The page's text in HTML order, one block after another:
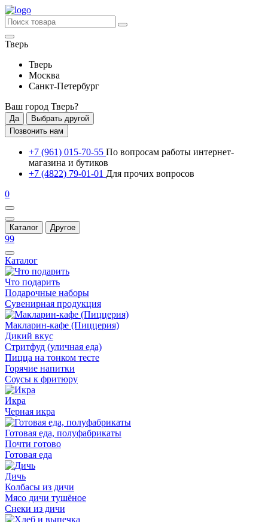
Тверь
Тверь
Москва
Санкт-Петербург
Ваш город Тверь?
Да
Выбрать другой
Позвонить нам
+7 (961) 015-70-55 По вопросам работы интернет-
магазина и бутиков
+7 (4822) 79-01-01 Для прочих вопросов
0
Каталог Другое
99
Каталог
Что подарить
Подарочные наборы
Сувенирная продукция
Макларин-кафе (Пиццерия)
Дикий вкус
Стритфуд (уличная еда)
Пицца на тонком тесте
Горячие напитки
Соусы к фритюру
Икра
Черная икра
Готовая еда, полуфабрикаты
Почти готово
Готовая еда
Дичь
Колбасы из дичи
Мясо дичи тушёное
Снеки из дичи